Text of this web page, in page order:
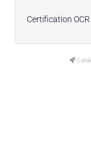
Certification OCR